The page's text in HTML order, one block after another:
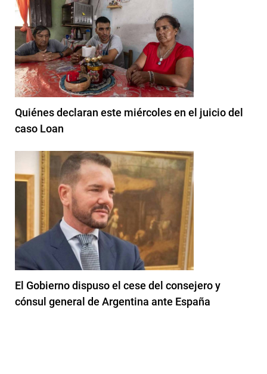
Quiénes declaran este miércoles en el juicio del
caso Loan
El Gobierno dispuso el cese del consejero y
cónsul general de Argentina ante España